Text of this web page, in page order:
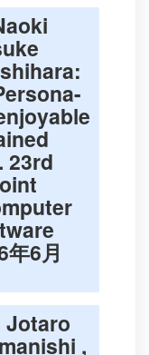
23rd
6月
Jotaro
,